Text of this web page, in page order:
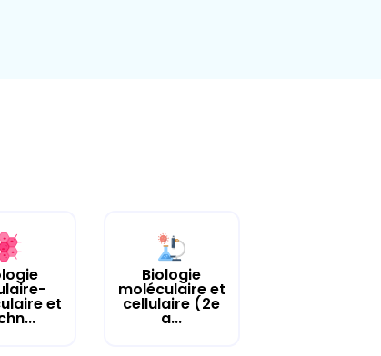
et
Biologie
moléculaire et
cellulaire (2e
a...